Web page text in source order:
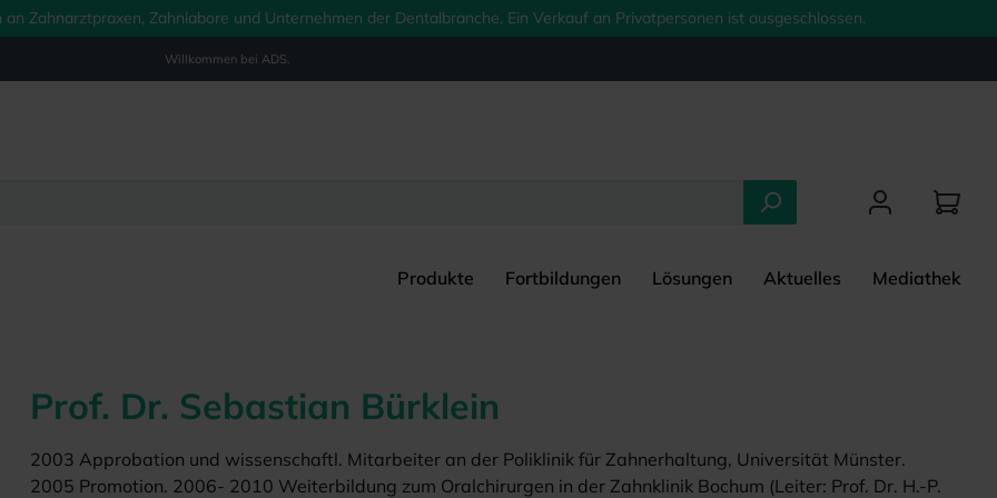
Zahnarztpraxen, Zahnlabore und Unternehmen der Dentalbranche. Ein Verkauf an Privatpersonen ist ausgeschlossen.
Willkommen bei ADS.
Produkte Fortbildungen Lösungen Aktuelles Mediathek
Prof. Dr. Sebastian Bürklein
2003 Approbation und wissenschaftl. Mitarbeiter an der Poliklinik für Zahnerhaltung, Universität Münster.
2005 Promotion. 2006- 2010 Weiterbildung zum Oralchirurgen in der Zahnklinik Bochum (Leiter: Prof. Dr. H.-P.